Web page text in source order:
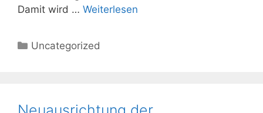
Damit wird … Weiterlesen
Kategorien
Uncategorized